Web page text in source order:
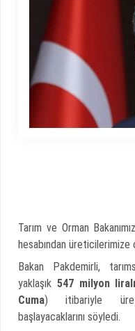
Tarım ve Orman
hesabından üreticilerimize
Bakan Pakdemirli,
yaklaşık 547 milyon
Cuma) itibariyle
başlayacaklarını söyledi.